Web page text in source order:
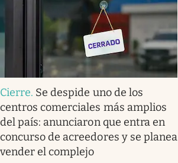
Cierre. Se despide uno de los
centros comerciales más amplios
del país: anunciaron que entra en
concurso de acreedores y se planea
vender el complejo